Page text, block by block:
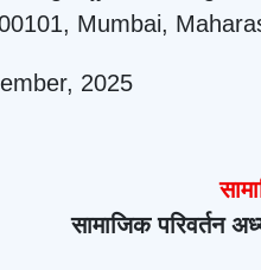
Mumbai,
2025
सामाजिक परिवर्तन